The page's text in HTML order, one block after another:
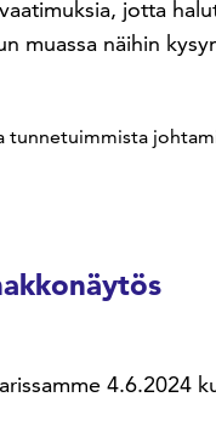
jotta
muassa näihin
tunnetuimmista
4.6.2024